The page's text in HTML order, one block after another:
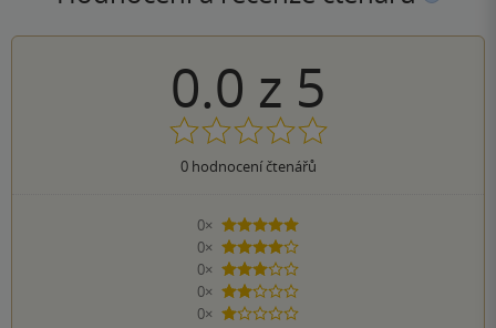
0.0 z 5
0hodnocení čtenářů
0×
5 hvězdiček
0×
4 hvězdičky
0×
3 hvězdičky
0×
2 hvězdičky
0×
1 hvezdička